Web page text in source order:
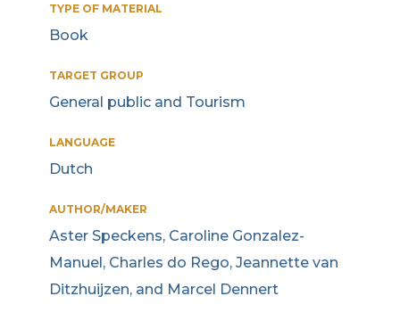
TYPE OF MATERIAL
Book
TARGET GROUP
General public and Tourism
LANGUAGE
Dutch
AUTHOR/MAKER
Aster Speckens, Caroline Gonzalez-
Manuel, Charles do Rego, Jeannette van
Ditzhuijzen, and Marcel Dennert